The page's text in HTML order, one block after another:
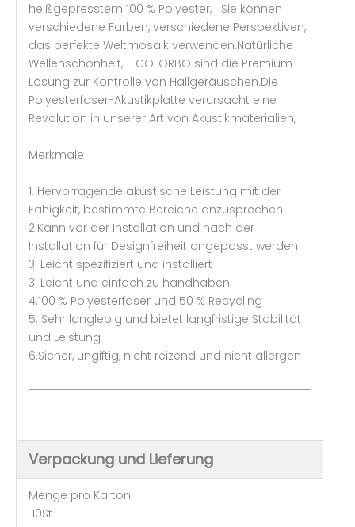
heißgepresstem 100 % Polyester, Sie können
verschiedene Farben, verschiedene Perspektiven,
das perfekte Weltmosaik verwenden.Natürliche
Wellenschönheit, COLORBO sind die Premium-
Lösung zur Kontrolle von Hallgeräuschen.Die
Polyesterfaser-Akustikplatte verursacht eine
Revolution in unserer Art von Akustikmaterialien,
Merkmale
1. Hervorragende akustische Leistung mit der
Fähigkeit, bestimmte Bereiche anzusprechen
2.Kann vor der Installation und nach der
Installation für Designfreiheit angepasst werden
3. Leicht spezifiziert und installiert
3. Leicht und einfach zu handhaben
4.100 % Polyesterfaser und 50 % Recycling
5. Sehr langlebig und bietet langfristige Stabilität
und Leistung
6.Sicher, ungiftig, nicht reizend und nicht allergen
Verpackung und Lieferung
Menge pro Karton:
10St